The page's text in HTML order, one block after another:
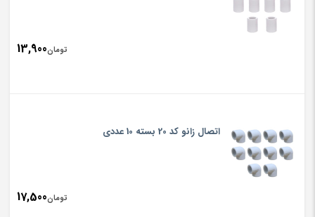
تومان13,900
اتصال زانو کد 20 بسته 10 عددی
تومان17,500